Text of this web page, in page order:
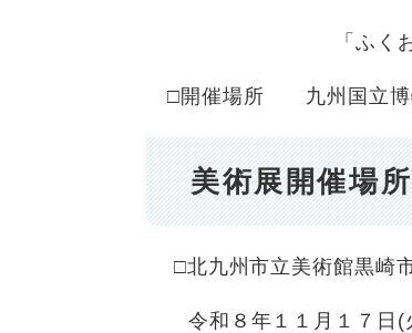
「ふくおか県芸術
□開催場所 九州国立博物
美術展開催場
□北九州市立美術館黒崎
令和８年１１月１７日(